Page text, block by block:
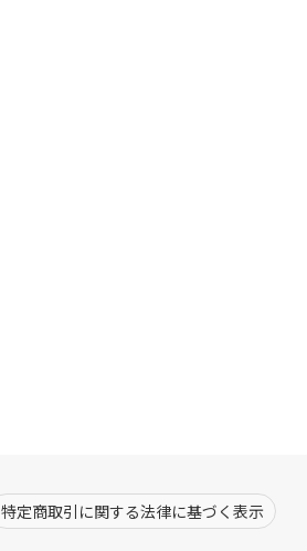
特定商取引に関する法律に基づく表示